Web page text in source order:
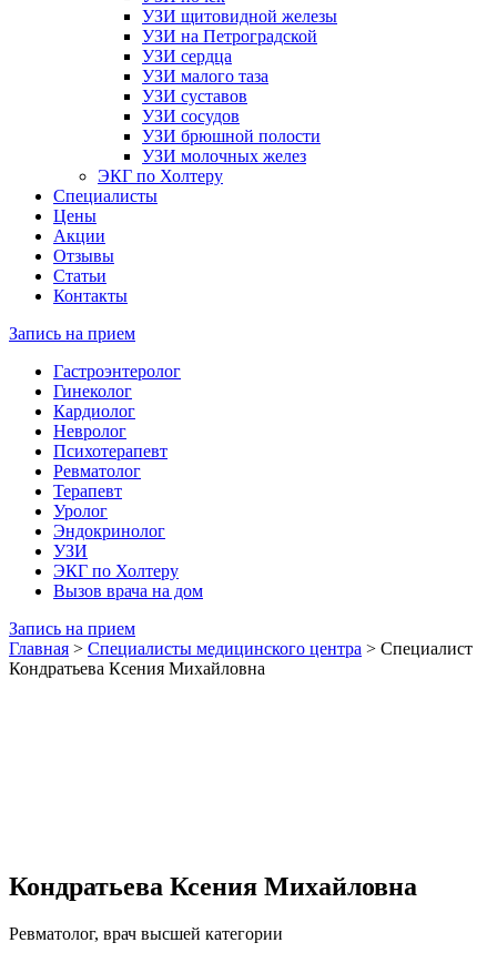
УЗИ щитовидной железы
УЗИ на Петроградской
УЗИ сердца
УЗИ малого таза
УЗИ суставов
УЗИ сосудов
УЗИ брюшной полости
УЗИ молочных желез
ЭКГ по Холтеру
Специалисты
Цены
Акции
Отзывы
Статьи
Контакты
Запись на прием
Гастроэнтеролог
Гинеколог
Кардиолог
Невролог
Психотерапевт
Ревматолог
Терапевт
Уролог
Эндокринолог
УЗИ
ЭКГ по Холтеру
Вызов врача на дом
Запись на прием
Главная > Специалисты медицинского центра > Специалист
Кондратьева Ксения Михайловна
Кондратьева Ксения Михайловна
Ревматолог, врач высшей категории